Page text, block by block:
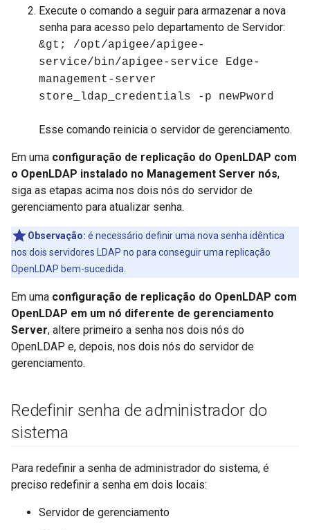
Execute o comando a seguir para armazenar a nova
senha para acesso pelo departamento de Servidor:
&gt; /opt/apigee/apigee-
service/bin/apigee-service Edge-
management-server
store_ldap_credentials -p newPword
Esse comando reinicia o servidor de gerenciamento.
Em uma configuração de replicação do OpenLDAP com
o OpenLDAP instalado no Management Server nós,
siga as etapas acima nos dois nós do servidor de
gerenciamento para atualizar senha.
Observação: é necessário definir uma nova senha idêntica
nos dois servidores LDAP no para conseguir uma replicação
OpenLDAP bem-sucedida.
Em uma configuração de replicação do OpenLDAP com
OpenLDAP em um nó diferente de gerenciamento
Server, altere primeiro a senha nos dois nós do
OpenLDAP e, depois, nos dois nós do servidor de
gerenciamento.
Redefinir senha de administrador do
sistema
Para redefinir a senha de administrador do sistema, é
preciso redefinir a senha em dois locais:
Servidor de gerenciamento